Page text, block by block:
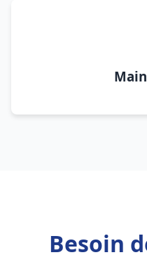
Besoin